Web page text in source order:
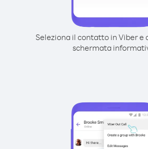
Seleziona il contatto in Viber e
schermata